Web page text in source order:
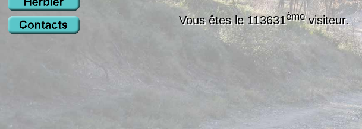
Vous êtes le 113631èmevisiteur.